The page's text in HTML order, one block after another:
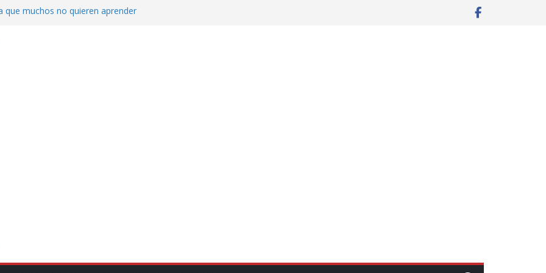
que muchos no quieren aprender